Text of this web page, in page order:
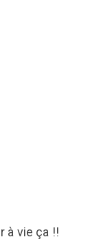
à vie ça !!